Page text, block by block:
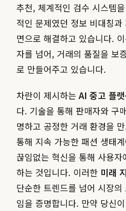
추천, 체계적인 검수 시스템
적인 문제였던 정보 비대칭
면으로 해결하고 있습니다.
자를 넘어, 거래의 품질을 보
로 만들어주고 있습니다.
차란이 제시하는 AI 중고 플
다. 기술을 통해 판매자와 구
명하고 공정한 거래 환경을
통해 지속 가능한 패션 생태
끊임없는 혁신을 통해 사용
하는 것입니다. 이러한 미래
단순한 트렌드를 넘어 시장
임을 증명합니다. 만약 당신